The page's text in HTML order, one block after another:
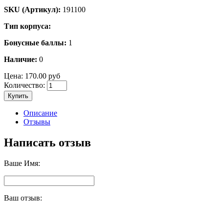
SKU (Артикул): 191100
Тип корпуса:
Бонусные баллы: 1
Наличие: 0
Цена: 170.00 руб
Количество:
Купить
Описание
Отзывы
Написать отзыв
Ваше Имя:
Ваш отзыв: